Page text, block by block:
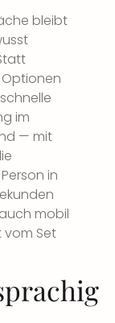
bleibt
im
— mit
in
mobil
vom Set